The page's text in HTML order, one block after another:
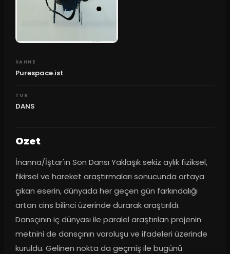
SAHNE
Purespace.ist
TUR
DANS
Ozet
İnanna/İştar'ın Son Dansı Yaklaşık sekiz aylık fiziksel,
fikirsel ve hareket araştırmaları sonucunda ortaya
çıkan eserin, dünyada her geçen gün farkındalığı
artan cins bilinci üzerinde durarak araştırıldı.
Dansçının iç dünyası ile paralel araştırılan projenin
metnini de dansçının varoluşu ve ifadeleri üzerinde
kuruldu. Gelinen nokta da geçmiş ile bugünü